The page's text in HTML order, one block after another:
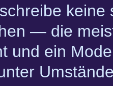
— die
und ein